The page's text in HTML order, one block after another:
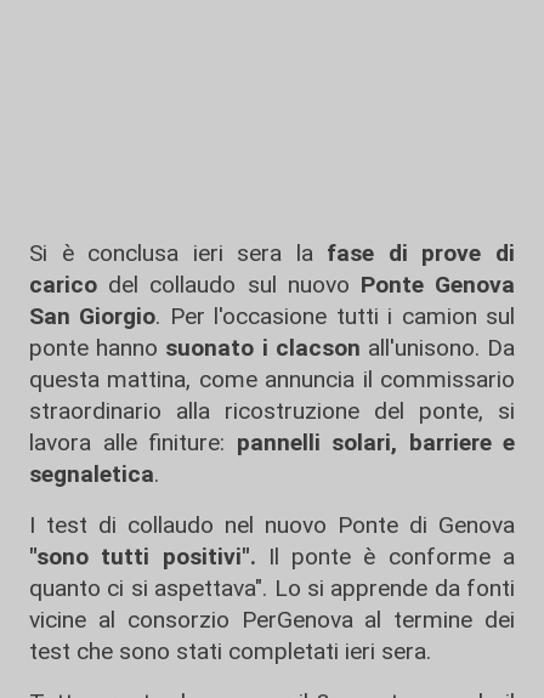
Si è conclusa ieri sera la fase di prove di
carico del collaudo sul nuovo Ponte Genova
San Giorgio. Per l'occasione tutti i camion sul
ponte hanno suonato i clacson all'unisono. Da
questa mattina, come annuncia il commissario
straordinario alla ricostruzione del ponte, si
lavora alle finiture: pannelli solari, barriere e
segnaletica.
I test di collaudo nel nuovo Ponte di Genova
"sono tutti positivi". Il ponte è conforme a
quanto ci si aspettava". Lo si apprende da fonti
vicine al consorzio PerGenova al termine dei
test che sono stati completati ieri sera.